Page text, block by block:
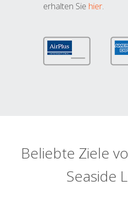
erhalten Sie hier.
Beliebte Ziele
Seaside